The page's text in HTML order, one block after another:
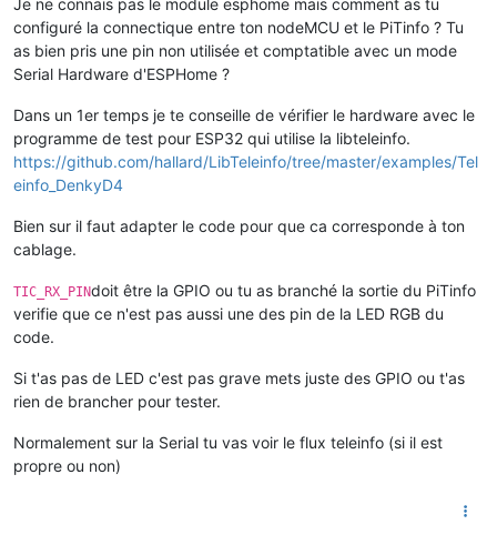
configuré la connectique entre ton nodeMCU et le PiTinfo ? Tu
as bien pris une pin non utilisée et comptatible avec un mode
Serial Hardware d'ESPHome ?
Dans un 1er temps je te conseille de vérifier le hardware avec le
programme de test pour ESP32 qui utilise la libteleinfo.
https://github.com/hallard/LibTeleinfo/tree/master/examples/Tel
einfo_DenkyD4
Bien sur il faut adapter le code pour que ca corresponde à ton
cablage.
TIC_RX_PINdoit être la GPIO ou tu as branché la sortie du PiTinfo
verifie que ce n'est pas aussi une des pin de la LED RGB du
code.
Si t'as pas de LED c'est pas grave mets juste des GPIO ou t'as
rien de brancher pour tester.
Normalement sur la Serial tu vas voir le flux teleinfo (si il est
propre ou non)